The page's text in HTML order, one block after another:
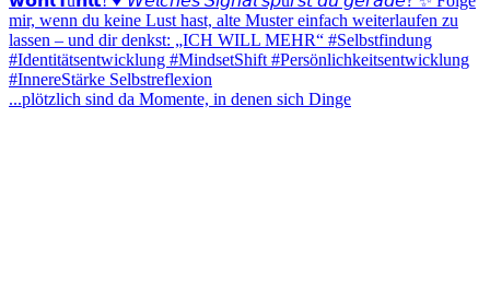
...plötzlich sind da Momente, in denen sich Dinge